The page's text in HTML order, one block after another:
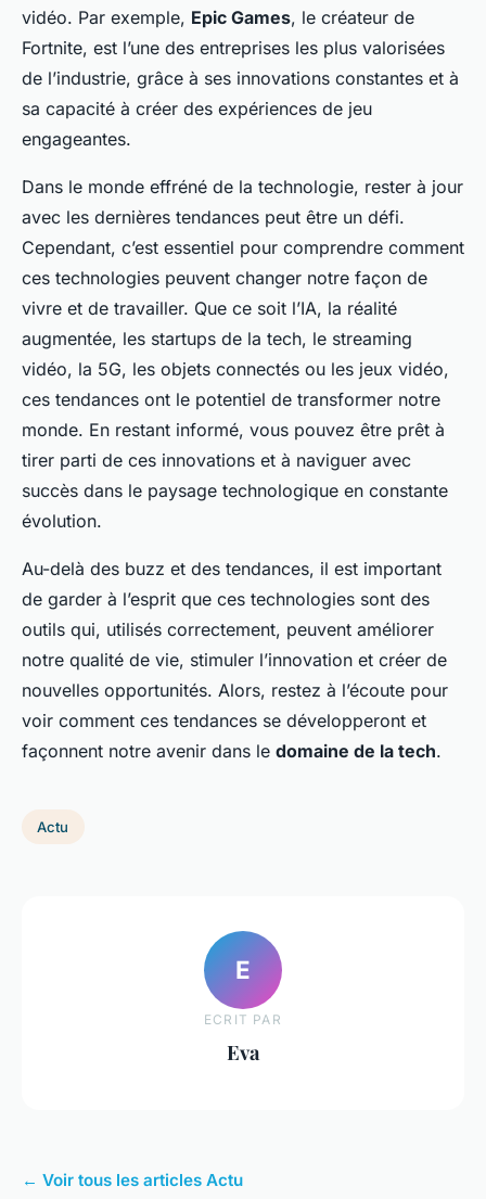
vidéo. Par exemple, Epic Games, le créateur de
Fortnite, est l’une des entreprises les plus valorisées
de l’industrie, grâce à ses innovations constantes et à
sa capacité à créer des expériences de jeu
engageantes.
Dans le monde effréné de la technologie, rester à jour
avec les dernières tendances peut être un défi.
Cependant, c’est essentiel pour comprendre comment
ces technologies peuvent changer notre façon de
vivre et de travailler. Que ce soit l’IA, la réalité
augmentée, les startups de la tech, le streaming
vidéo, la 5G, les objets connectés ou les jeux vidéo,
ces tendances ont le potentiel de transformer notre
monde. En restant informé, vous pouvez être prêt à
tirer parti de ces innovations et à naviguer avec
succès dans le paysage technologique en constante
évolution.
Au-delà des buzz et des tendances, il est important
de garder à l’esprit que ces technologies sont des
outils qui, utilisés correctement, peuvent améliorer
notre qualité de vie, stimuler l’innovation et créer de
nouvelles opportunités. Alors, restez à l’écoute pour
voir comment ces tendances se développeront et
façonnent notre avenir dans le domaine de la tech.
Actu
E
ECRIT PAR
Eva
← Voir tous les articles Actu